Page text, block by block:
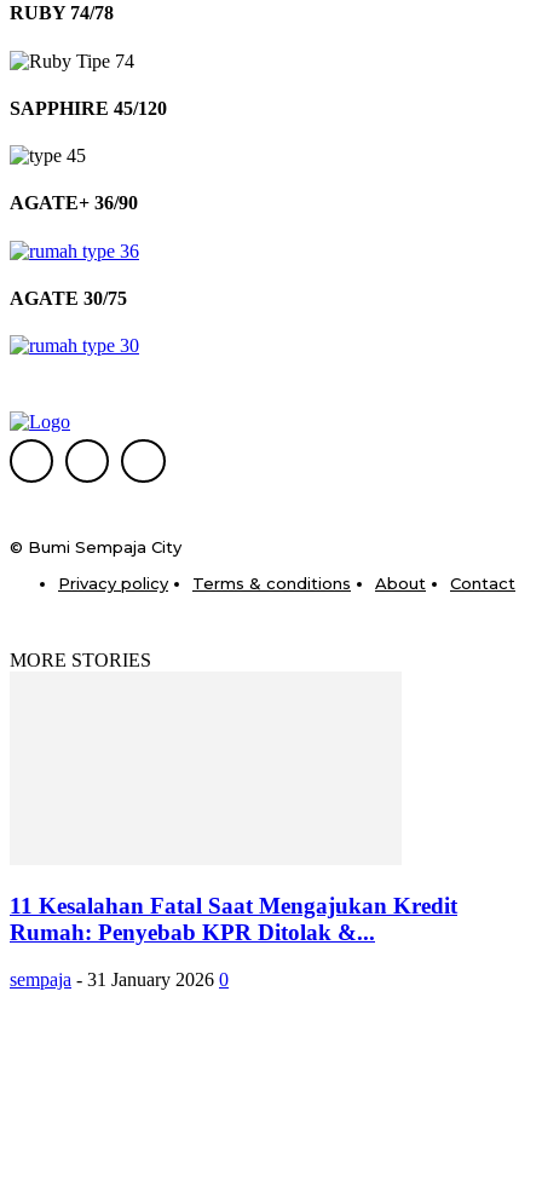
RUBY 74/78
SAPPHIRE 45/120
AGATE+ 36/90
AGATE 30/75
© Bumi Sempaja City
Privacy policy
Terms & conditions About Contact
MORE STORIES
11 Kesalahan Fatal Saat Mengajukan Kredit
Rumah: Penyebab KPR Ditolak &...
sempaja - 31 January 2026 0